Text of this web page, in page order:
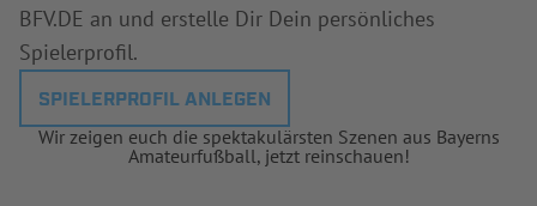
BFV.DE an und erstelle Dir Dein persönliches
Spielerprofil.
SPIELERPROFIL ANLEGEN
Wir zeigen euch die spektakulärsten Szenen aus Bayerns
Amateurfußball, jetzt reinschauen!